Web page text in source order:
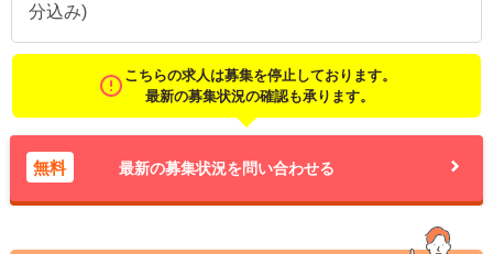
分込み)
こちらの求人は募集を停止しております。
最新の募集状況の確認も承ります。
無料 最新の募集状況を問い合わせる